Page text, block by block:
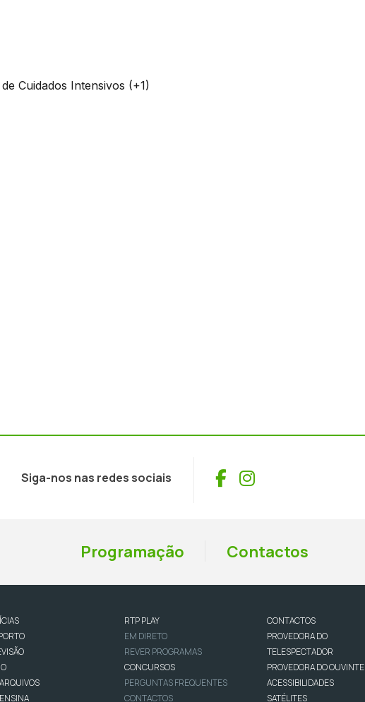
Cuidados Intensivos (+1)
Siga-nos nas redes sociais Facebook
Instagram
Programação Contactos
RTP PLAY
EM DIRETO
REVER PROGRAMAS
CONCURSOS
PERGUNTAS FREQUENTES
CONTACTOS
CONTACTOS
PROVEDORA DO
TELESPECTADOR
PROVEDORA DO OUVINTE
ACESSIBILIDADES
SATÉLITES